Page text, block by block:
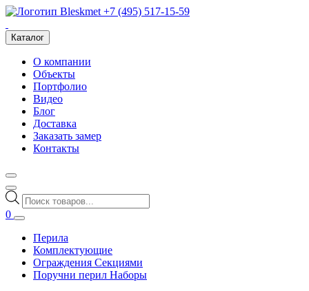
+7 (495) 517-15-59
Каталог
О компании
Объекты
Портфолио
Видео
Блог
Доставка
Заказать замер
Контакты
Поиск
товаров
0
Перила
Комплектующие
Ограждения Секциями
Поручни перил Наборы